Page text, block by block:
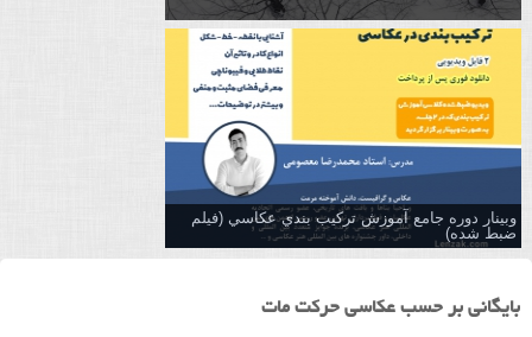
وبینار دوره جامع آموزش تركيب بندي عكاسي (فیلم
ضبط شده)
بایگانی بر حسب عکاسی حرکت مات